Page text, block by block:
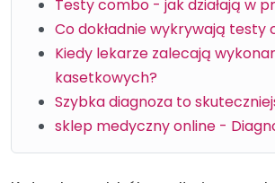
Testy combo - jak działają w
Co dokładnie wykrywają testy
Kiedy lekarze zalecają
kasetkowych?
Szybka diagnoza to
sklep medyczny online -